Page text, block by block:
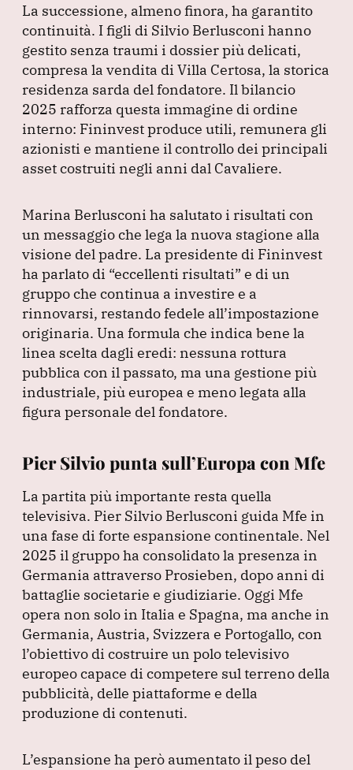
La successione, almeno finora, ha garantito
continuità. I figli di Silvio Berlusconi hanno
gestito senza traumi i dossier più delicati,
compresa la vendita di Villa Certosa, la storica
residenza sarda del fondatore. Il bilancio
2025 rafforza questa immagine di ordine
interno: Fininvest produce utili, remunera gli
azionisti e mantiene il controllo dei principali
asset costruiti negli anni dal Cavaliere.
Marina Berlusconi ha salutato i risultati con
un messaggio che lega la nuova stagione alla
visione del padre. La presidente di Fininvest
ha parlato di “eccellenti risultati” e di un
gruppo che continua a investire e a
rinnovarsi, restando fedele all’impostazione
originaria. Una formula che indica bene la
linea scelta dagli eredi: nessuna rottura
pubblica con il passato, ma una gestione più
industriale, più europea e meno legata alla
figura personale del fondatore.
Pier Silvio punta sull’Europa con Mfe
La partita più importante resta quella
televisiva. Pier Silvio Berlusconi guida Mfe in
una fase di forte espansione continentale. Nel
2025 il gruppo ha consolidato la presenza in
Germania attraverso Prosieben, dopo anni di
battaglie societarie e giudiziarie. Oggi Mfe
opera non solo in Italia e Spagna, ma anche in
Germania, Austria, Svizzera e Portogallo, con
l’obiettivo di costruire un polo televisivo
europeo capace di competere sul terreno della
pubblicità, delle piattaforme e della
produzione di contenuti.
L’espansione ha però aumentato il peso del